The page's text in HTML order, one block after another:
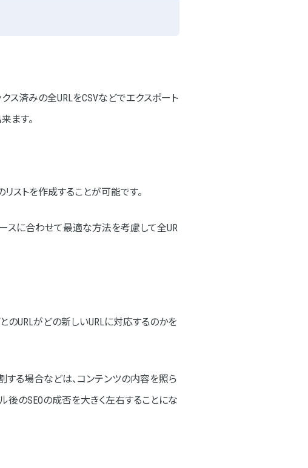
クス済みの全URLをCSVなどでエクスポート
ます。
リストを作成することが可能です。
スに合わせて最適な方法を考慮して全UR
のURLがどの新しいURLに対応するのかを
る場合などは、コンテンツの内容を照ら
後のSEOの成否を大きく左右することにな